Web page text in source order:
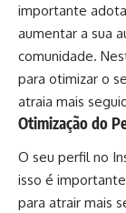
importante
aumentar a sua
comunidade.
para otimizar o
atraia mais
Otimização do
O seu perfil no
isso é
para atrair mais